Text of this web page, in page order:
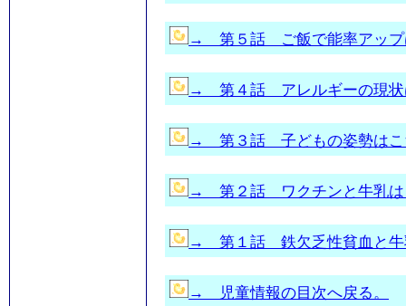
→ 第５話 ご飯で能率アップ
→ 第４話 アレルギーの現状
→ 第３話 子どもの姿勢はこ
→ 第２話 ワクチンと牛乳は
→ 第１話 鉄欠乏性貧血と牛
→ 児童情報の目次へ戻る。